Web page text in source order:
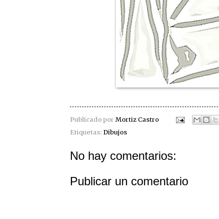
Publicado por Mortiz Castro
Etiquetas: Dibujos
No hay comentarios:
Publicar un comentario